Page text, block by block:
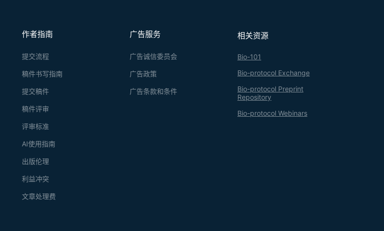
相关资源
Bio-101
Bio-protocol Exchange
Bio-protocol Preprint
Repository
Bio-protocol Webinars
广告服务
广告诚信委员会
广告政策
广告条款和条件
作者指南
提交流程
稿件书写指南
提交稿件
稿件评审
评审标准
AI使用指南
出版伦理
利益冲突
文章处理费